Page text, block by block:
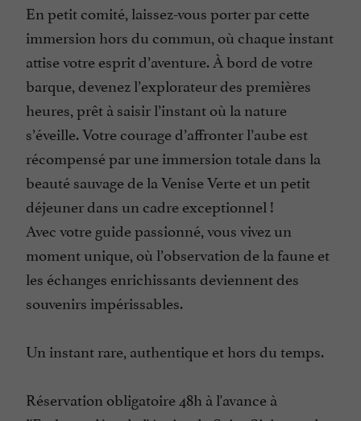
En petit comité, laissez-vous porter par cette
immersion hors du commun, où chaque instant
attise votre esprit d’aventure. À bord de votre
barque, devenez l’explorateur des premières
heures, prêt à saisir l’instant où la nature
s’éveille. Votre courage d’affronter l’aube est
récompensé par une immersion totale dans la
beauté sauvage de la Venise Verte et un petit
déjeuner dans un cadre exceptionnel !
Avec votre guide passionné, vous vivez un
moment unique, où l’observation de la faune et
les échanges enrichissants deviennent des
souvenirs impérissables.
Un instant rare, authentique et hors du temps.
Réservation obligatoire 48h à l'avance à